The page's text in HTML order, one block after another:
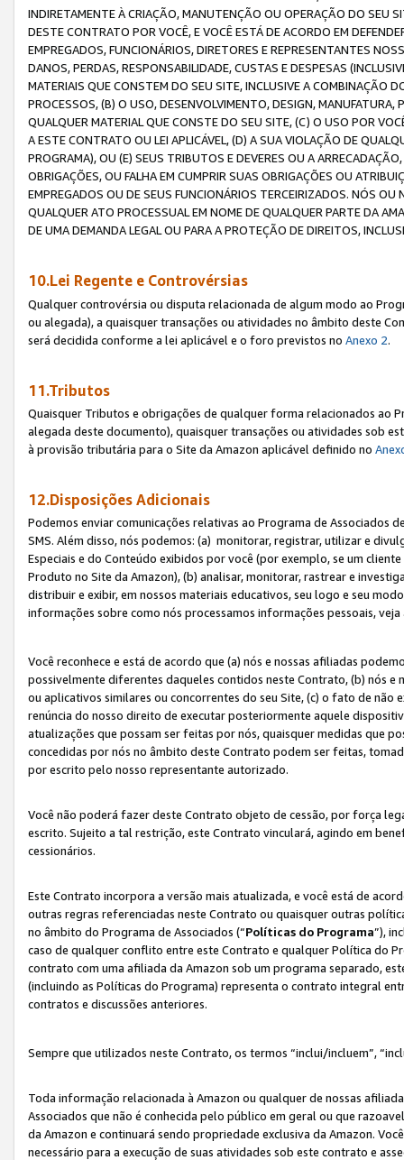
INDIRETAMENTE À CRIAÇÃO, MANUTENÇÃO OU OPERAÇÃO DO SEU
DESTE CONTRATO POR VOCÊ, E VOCÊ ESTÁ DE ACORDO EM
EMPREGADOS, FUNCIONÁRIOS, DIRETORES E REPRESENTANTES
DANOS, PERDAS, RESPONSABILIDADE, CUSTAS E DESPESAS
MATERIAIS QUE CONSTEM DO SEU SITE, INCLUSIVE A COMBINAÇÃO
PROCESSOS, (B) O USO, DESENVOLVIMENTO, DESIGN,
QUALQUER MATERIAL QUE CONSTE DO SEU SITE, (C) O USO POR
A ESTE CONTRATO OU LEI APLICÁVEL, (D) A SUA VIOLAÇÃO DE
PROGRAMA), OU (E) SEUS TRIBUTOS E DEVERES OU A
OBRIGAÇÕES, OU FALHA EM CUMPRIR SUAS OBRIGAÇÕES OU
EMPREGADOS OU DE SEUS FUNCIONÁRIOS TERCEIRIZADOS. NÓS
QUALQUER ATO PROCESSUAL EM NOME DE QUALQUER PARTE DA
DE UMA DEMANDA LEGAL OU PARA A PROTEÇÃO DE DIREITOS,
10.Lei Regente e Controvérsias
Qualquer controvérsia ou disputa relacionada de algum modo ao
ou alegada), a quaisquer transações ou atividades no âmbito deste
será decidida conforme a lei aplicável e o foro previstos no Anexo 2.
11.Tributos
Quaisquer Tributos e obrigações de qualquer forma relacionados ao
alegada deste documento), quaisquer transações ou atividades sob
à provisão tributária para o Site da Amazon aplicável definido no
12.Disposições Adicionais
Podemos enviar comunicações relativas ao Programa de Associados
SMS. Além disso, nós podemos: (a) monitorar, registrar, utilizar e
Especiais e do Conteúdo exibidos por você (por exemplo, se um
Produto no Site da Amazon), (b) analisar, monitorar, rastrear e
distribuir e exibir, em nossos materiais educativos, seu logo e seu
informações sobre como nós processamos informações pessoais,
Você reconhece e está de acordo que (a) nós e nossas afiliadas
possivelmente diferentes daqueles contidos neste Contrato, (b) nós
ou aplicativos similares ou concorrentes do seu Site, (c) o fato de
renúncia do nosso direito de executar posteriormente aquele
atualizações que possam ser feitas por nós, quaisquer medidas que
concedidas por nós no âmbito deste Contrato podem ser feitas,
por escrito pelo nosso representante autorizado.
Você não poderá fazer deste Contrato objeto de cessão, por força
escrito. Sujeito a tal restrição, este Contrato vinculará, agindo em
cessionários.
Este Contrato incorpora a versão mais atualizada, e você está de
outras regras referenciadas neste Contrato ou quaisquer outras
no âmbito do Programa de Associados (“Políticas do Programa”),
caso de qualquer conflito entre este Contrato e qualquer Política do
contrato com uma afiliada da Amazon sob um programa separado,
(incluindo as Políticas do Programa) representa o contrato integral
contratos e discussões anteriores.
Sempre que utilizados neste Contrato, os termos “inclui/incluem”,
Toda informação relacionada à Amazon ou qualquer de nossas
Associados que não é conhecida pelo público em geral ou que
da Amazon e continuará sendo propriedade exclusiva da Amazon.
necessário para a execução de suas atividades sob este contrato e